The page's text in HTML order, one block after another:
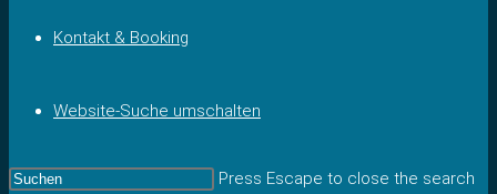
Kontakt & Booking
Website-Suche umschalten
Press Escape to close the search